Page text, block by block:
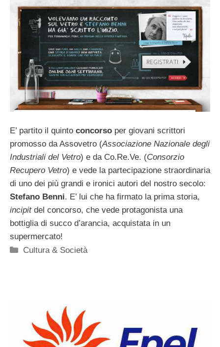
E’ partito il quinto concorso per giovani scrittori
promosso da Assovetro (Associazione Nazionale degli
Industriali del Vetro) e da Co.Re.Ve. (Consorzio
Recupero Vetro) e vede la partecipazione straordinaria
di uno dei più grandi e ironici autori del nostro secolo:
Stefano Benni. E’ lui che ha firmato la prima storia,
incipitdel concorso, che vede protagonista una
bottiglia di succo d’arancia, acquistata in un
supermercato!
Categorie
Cultura & Società